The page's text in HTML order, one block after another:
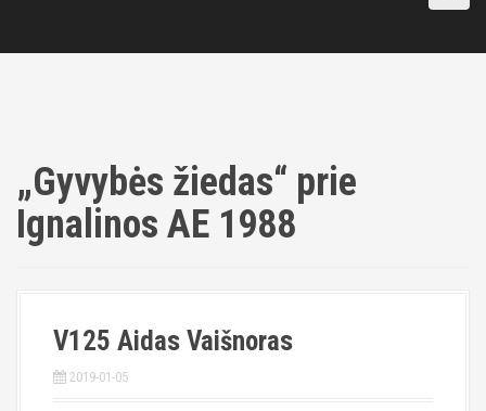
„Gyvybės žiedas“ prie
Ignalinos AE 1988
V125 Aidas Vaišnoras
2019-01-05